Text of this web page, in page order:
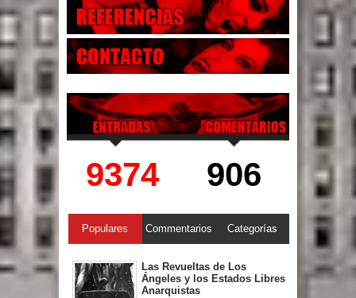
9374 906
Populares Commentarios Categorías
Las Revueltas de Los
Ángeles y los Estados Libres
Anarquistas